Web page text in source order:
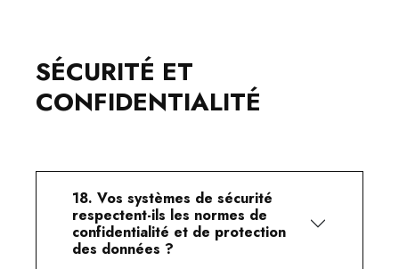
SÉCURITÉ ET
CONFIDENTIALITÉ
18. Vos systèmes de sécurité
respectent-ils les normes de
confidentialité et de protection
des données ?